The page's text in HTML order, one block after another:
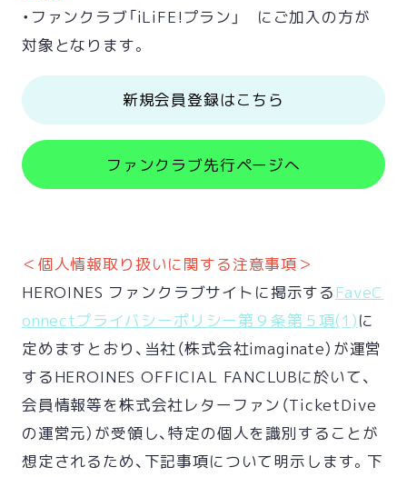
・ファンクラブ「iLiFE!プラン」 にご加入の方が
対象となります。
新規会員登録はこちら
ファンクラブ先行ページへ
＜個人情報取り扱いに関する注意事項＞
HEROINES ファンクラブサイトに掲示する FaveC
onnectプライバシーポリシー第９条第５項(1)に
定めますとおり、当社（株式会社imaginate）が運営
するHEROINES OFFICIAL FANCLUBに於いて、
会員情報等を株式会社レターファン（TicketDive
の運営元）が受領し、特定の個人を識別することが
想定されるため、下記事項について明示します。下